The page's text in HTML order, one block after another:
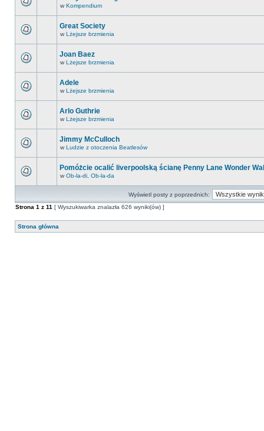
w Kompendium
Great Society
w Lżejsze brzmienia
Joan Baez
w Lżejsze brzmienia
Adele
w Lżejsze brzmienia
Arlo Guthrie
w Lżejsze brzmienia
Jimmy McCulloch
w Ludzie z otoczenia Beatlesów
Pomóżcie ocalić liverpoolską ścianę Penny Lane Wonder
w Ob-la-di, Ob-la-da
Wyświetl posty z poprzednich:
Strona 1 z 11 [ Wyszukiwarka znalazła 626 wyniki(ów) ]
Strona główna